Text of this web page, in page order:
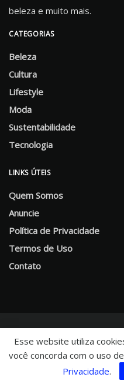
beleza e muito mais.
CATEGORIAS
Beleza
Cultura
Lifestyle
Moda
Sustentabilidade
Tecnologia
LINKS ÚTEIS
Quem Somos
Anuncie
Política de Privacidade
Termos de Uso
Contato
© 2025 CHNews - Portal de
Esse website utiliza
você concorda com o uso
Privacidade.